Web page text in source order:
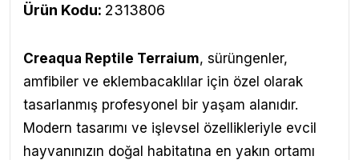
Ürün Kodu: 2313806
Creaqua Reptile Terraium, sürüngenler,
amfibiler ve eklembacaklılar için özel olarak
tasarlanmış profesyonel bir yaşam alanıdır.
Modern tasarımı ve işlevsel özellikleriyle evcil
hayvanınızın doğal habitatına en yakın ortamı